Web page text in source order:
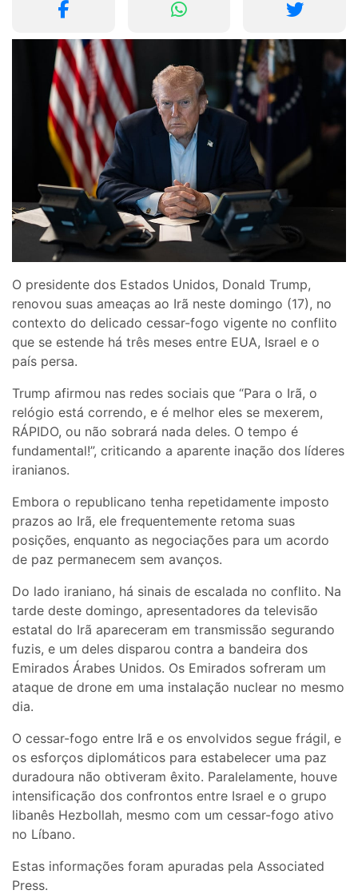
O presidente dos Estados Unidos, Donald Trump,
renovou suas ameaças ao Irã neste domingo (17), no
contexto do delicado cessar-fogo vigente no conflito
que se estende há três meses entre EUA, Israel e o
país persa.
Trump afirmou nas redes sociais que “Para o Irã, o
relógio está correndo, e é melhor eles se mexerem,
RÁPIDO, ou não sobrará nada deles. O tempo é
fundamental!”, criticando a aparente inação dos líderes
iranianos.
Embora o republicano tenha repetidamente imposto
prazos ao Irã, ele frequentemente retoma suas
posições, enquanto as negociações para um acordo
de paz permanecem sem avanços.
Do lado iraniano, há sinais de escalada no conflito. Na
tarde deste domingo, apresentadores da televisão
estatal do Irã apareceram em transmissão segurando
fuzis, e um deles disparou contra a bandeira dos
Emirados Árabes Unidos. Os Emirados sofreram um
ataque de drone em uma instalação nuclear no mesmo
dia.
O cessar-fogo entre Irã e os envolvidos segue frágil, e
os esforços diplomáticos para estabelecer uma paz
duradoura não obtiveram êxito. Paralelamente, houve
intensificação dos confrontos entre Israel e o grupo
libanês Hezbollah, mesmo com um cessar-fogo ativo
no Líbano.
Estas informações foram apuradas pela Associated
Press.